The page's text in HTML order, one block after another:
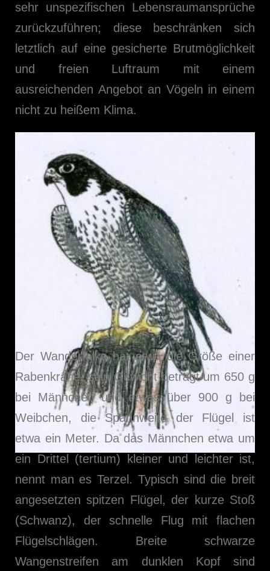
sehr unspezifischen Lebensraumansprüche
zurückzuführen; diese beschränken sich
letztlich auf eine gesicherte Brutmöglichkeit
und freien Luftraum mit einem
ausreichenden Angebot an Vögeln in einem
nicht zu heißem Klima.
Der Wanderfalke hat etwa die Größe einer
Rabenkrähe, sein Gewicht beträgt um 650 g
bei Männchen und etwas über 900 g bei
Weibchen, die Spannweite der Flügel ist
etwa ein Meter. Da das Männchen etwa um
ein Drittel (tertium) kleiner und leichter ist,
nennt man es Terzel. Typisch sind die breit
angesetzten spitzen Flügel, der kurze Stoß
(Schwanz), der schnelle Flug mit flachen
Flügelschlägen. Breite schwarze
Wangenstreifen am dunklen Kopf sind